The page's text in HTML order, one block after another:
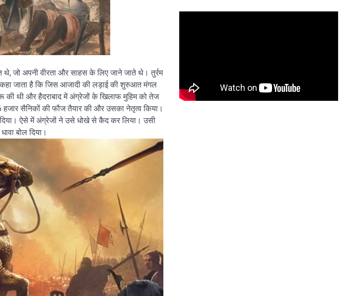
थे, जो अपनी वीरता और साहस के लिए जाने जाते थे। तुर्रम
जाता है कि जिस आजादी की लड़ाई की शुरुआत मंगल
की थी और हैदराबाद में अंग्रेजों के खिलाफ मुहिम को तेज
हजार सैनिकों की फौज तैयार की और उसका नेतृत्व किया।
ऐसे में अंग्रेजों ने उसे धोखे से कैद कर लिया। उसी
बोल दिया।